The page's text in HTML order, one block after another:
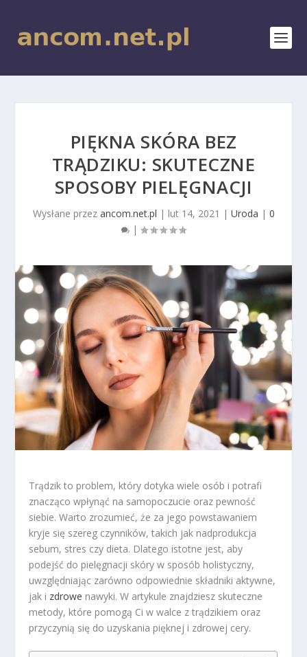
PIĘKNA SKÓRA BEZ
TRĄDZIKU: SKUTECZNE
SPOSOBY PIELĘGNACJI
Wysłane przez ancom.net.pl | lut 14, 2021 | Uroda | 0
|
Trądzik to problem, który dotyka wiele osób i potrafi
znacząco wpłynąć na samopoczucie oraz pewność
siebie. Warto zrozumieć, że za jego powstawaniem
kryje się szereg czynników, takich jak nadprodukcja
sebum, stres czy dieta. Dlatego istotne jest, aby
podejść do pielęgnacji skóry w sposób holistyczny,
uwzględniając zarówno odpowiednie składniki aktywne,
jak i zdrowe nawyki. W artykule znajdziesz skuteczne
metody, które pomogą Ci w walce z trądzikiem oraz
przyczynią się do uzyskania pięknej i zdrowej cery.